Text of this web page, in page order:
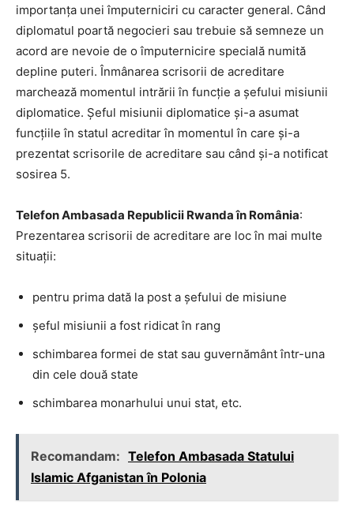
importanța unei împuterniciri cu caracter general. Când
diplomatul poartă negocieri sau trebuie să semneze un
acord are nevoie de o împuternicire specială numită
depline puteri. Înmânarea scrisorii de acreditare
marchează momentul intrării în funcție a șefului misiunii
diplomatice. Șeful misiunii diplomatice și-a asumat
funcțiile în statul acreditar în momentul în care și-a
prezentat scrisorile de acreditare sau când și-a notificat
sosirea 5.
Telefon Ambasada Republicii Rwanda în România:
Prezentarea scrisorii de acreditare are loc în mai multe
situații:
pentru prima dată la post a șefului de misiune
șeful misiunii a fost ridicat în rang
schimbarea formei de stat sau guvernământ într-una
din cele două state
schimbarea monarhului unui stat, etc.
Recomandam: Telefon Ambasada Statului
Islamic Afganistan în Polonia